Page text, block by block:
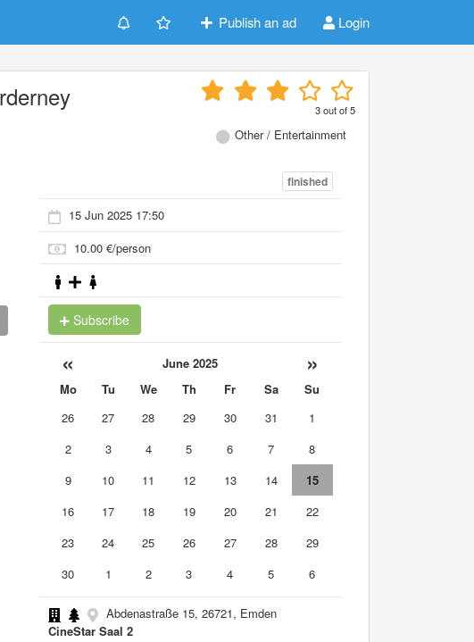
Publish an ad Login
3out of5
Other / Entertainment
finished
15 Jun 2025 17:50
10.00 €/person
Subscribe
« June 2025 »
Mo Tu We Th Fr Sa
Su
26
27 28 29 30 31
1
2
3 4 5 6 7
8
9
10 11 12 13 14
15
16
17 18 19 20 21
22
23
24 25 26 27 28
29
30
1 2 3 4 5 6
Abdenastraße 15, 26721, Emden
CineStar Saal 2